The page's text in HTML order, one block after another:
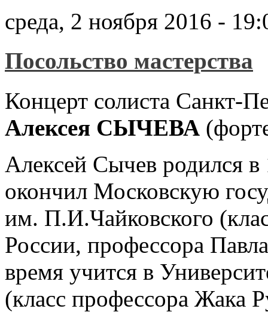
среда, 2 ноября 2016 -
Посольство мастерства
Концерт солиста Санкт-
Алексея СЫЧЕВА
Алексей Сычев родился
окончил Московскую
им. П.И.Чайковского
России, профессора
время учится в
(класс профессора Жака